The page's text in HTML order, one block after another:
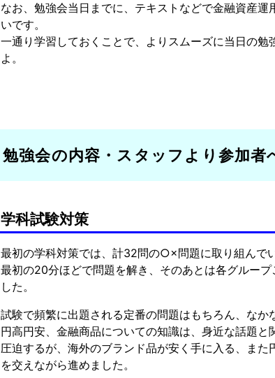
なお、勉強会当日までに、テキストなどで金融資産
いです。
一通り学習しておくことで、よりスムーズに当日の
よ。
勉強会の内容・スタッフより参加者
学科試験対策
最初の学科対策では、計32問の○×問題に取り組んで
最初の20分ほどで問題を解き、そのあとは各グルー
した。
試験で頻繁に出題される定番の問題はもちろん、なか
円高円安、金融商品についての知識は、身近な話題
圧迫するが、海外のブランド品が安く手に入る、ま
を交えながら進めました。